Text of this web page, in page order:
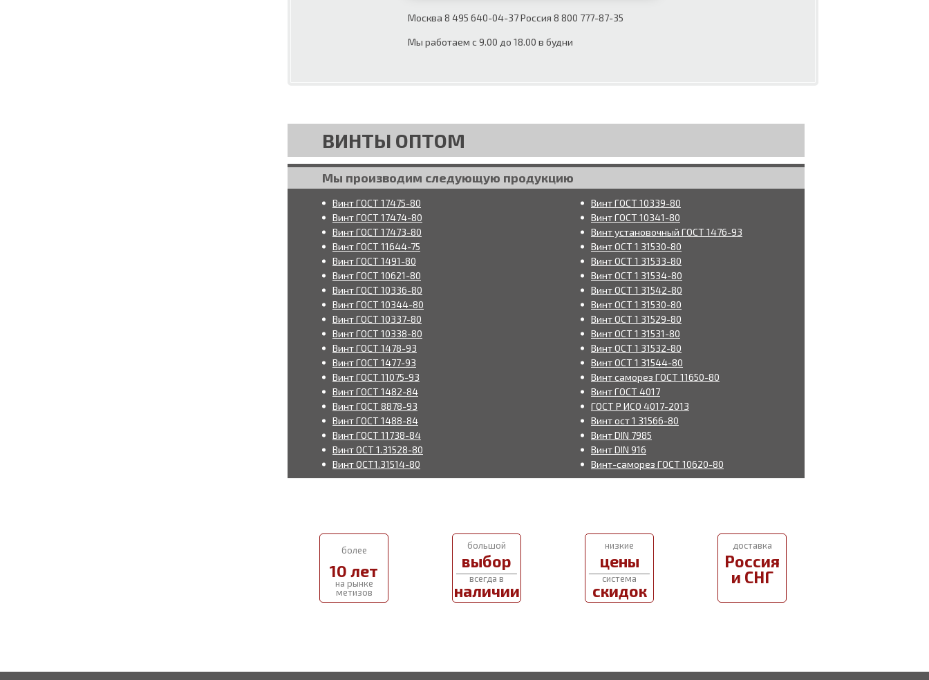
Москва 8 495 640-04-37 Россия 8 800 777-87-35
Мы работаем с 9.00 до 18.00 в будни
ВИНТЫ ОПТОМ
Мы производим следующую продукцию
Винт ГОСТ 17475-80
Винт ГОСТ 17474-80
Винт ГОСТ 17473-80
Винт ГОСТ 11644-75
Винт ГОСТ 1491-80
Винт ГОСТ 10621-80
Винт ГОСТ 10336-80
Винт ГОСТ 10344-80
Винт ГОСТ 10337-80
Винт ГОСТ 10338-80
Винт ГОСТ 1478-93
Винт ГОСТ 1477-93
Винт ГОСТ 11075-93
Винт ГОСТ 1482-84
Винт ГОСТ 8878-93
Винт ГОСТ 1488-84
Винт ГОСТ 11738-84
Винт ОСТ 1.31528-80
Винт ОСТ1.31514-80
Винт ГОСТ 10339-80
Винт ГОСТ 10341-80
Винт установочный ГОСТ 1476-93
Винт ОСТ 1 31530-80
Винт ОСТ 1 31533-80
Винт ОСТ 1 31534-80
Винт ОСТ 1 31542-80
Винт ОСТ 1 31530-80
Винт ОСТ 1 31529-80
Винт ОСТ 1 31531-80
Винт ОСТ 1 31532-80
Винт ОСТ 1 31544-80
Винт саморез ГОСТ 11650-80
Винт ГОСТ 4017
ГОСТ Р ИСО 4017-2013
Винт ост 1 31566-80
Винт DIN 7985
Винт DIN 916
Винт-саморез ГОСТ 10620-80
более
10 лет
на рынке
метизов
большой
выбор
всегда в
наличии
низкие
цены
система
скидок
доставка
Россия
и СНГ